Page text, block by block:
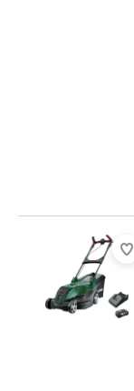
Beoordeling is 8,8